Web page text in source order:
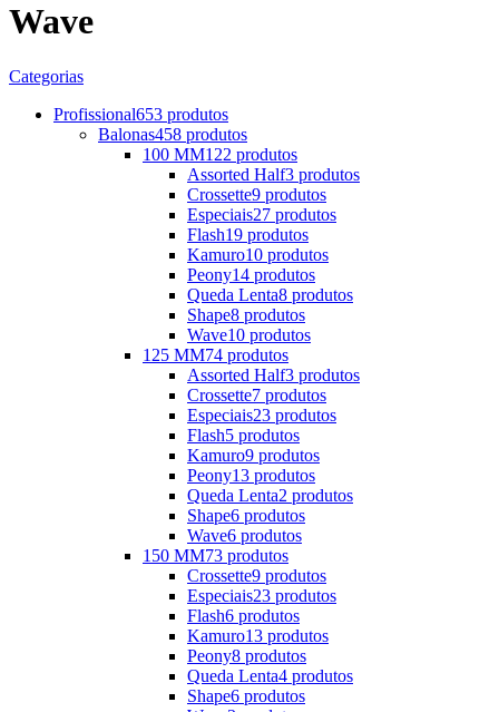
Wave
Categorias
Profissional653 produtos
Balonas458 produtos
100 MM122 produtos
Assorted Half3 produtos
Crossette9 produtos
Especiais27 produtos
Flash19 produtos
Kamuro10 produtos
Peony14 produtos
Queda Lenta8 produtos
Shape8 produtos
Wave10 produtos
125 MM74 produtos
Assorted Half3 produtos
Crossette7 produtos
Especiais23 produtos
Flash5 produtos
Kamuro9 produtos
Peony13 produtos
Queda Lenta2 produtos
Shape6 produtos
Wave6 produtos
150 MM73 produtos
Crossette9 produtos
Especiais23 produtos
Flash6 produtos
Kamuro13 produtos
Peony8 produtos
Queda Lenta4 produtos
Shape6 produtos